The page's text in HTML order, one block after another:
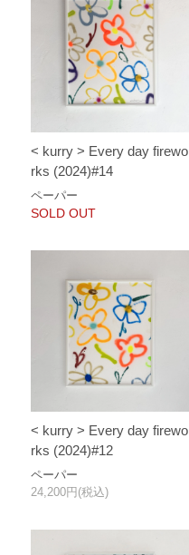
< kurry > Every day firewo
rks (2024)#14
ペーパー
SOLD OUT
< kurry > Every day firewo
rks (2024)#12
ペーパー
24,200円(税込)